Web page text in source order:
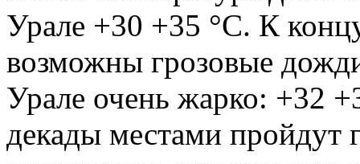
Урале +30 +35 °С. К
возможны грозовые
Урале очень жарко: +32
декады местами пройдут